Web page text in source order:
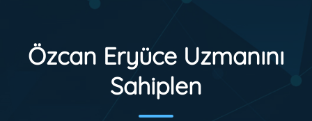
Özcan Eryüce Uzmanını
Sahiplen